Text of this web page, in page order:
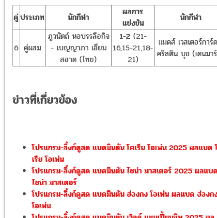
คู่ประเภท นักกีฬา
ผลการ
แข่งขัน
นักกีฬา
6 คู่ผสม
ภูวนัตถ์ หอบรรลือกิจ
- เบญญาภา เอี่ยม
สอาด (ไทย)
1-2(21-
16,15-21,18-
21)
แมดส์ เวสเตอร์กา
คริสติน บุช (เดนมา
ข่าวที่เกี่ยวข้อง
โปรแกรม-ลิ้งก์ดูสด แบดมินตัน โคเรีย โอเพ่น 2025 ผลแบด
เรีย โอเพ่น
โปรแกรม-ลิ้งก์ดูสด แบดมินตัน ไชน่า มาสเตอร์ 2025 ผลแบ
ไชน่า มาสเตอร์
โปรแกรม-ลิ้งก์ดูสด แบดมินตัน ฮ่องกง โอเพ่น ผลแบด ฮ่องก
โอเพ่น